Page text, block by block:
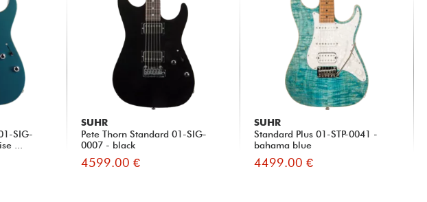
SIG-
...
SUHR
Pete Thorn Standard 01-SIG-
0007 - black
4599.00 €
SUHR
Standard Plus 01-STP-0041 -
bahama blue
4499.00 €